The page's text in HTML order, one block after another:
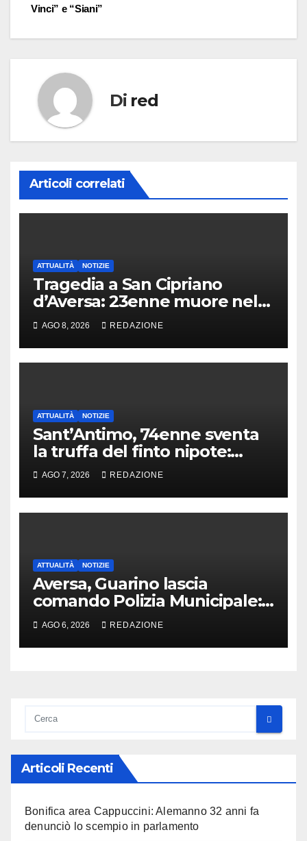
Vinci” e “Siani”
Di red
Articoli correlati
ATTUALITÀ NOTIZIE
Tragedia a San Cipriano
d’Aversa: 23enne muore nel
panificio
AGO 8, 2026 REDAZIONE
ATTUALITÀ NOTIZIE
Sant’Antimo, 74enne sventa
la truffa del finto nipote:
denunciato un 16enne
AGO 7, 2026 REDAZIONE
ATTUALITÀ NOTIZIE
Aversa, Guarino lascia
comando Polizia Municipale:
arriva Nacar
AGO 6, 2026 REDAZIONE
Articoli Recenti
Bonifica area Cappuccini: Alemanno 32 anni fa
denunciò lo scempio in parlamento